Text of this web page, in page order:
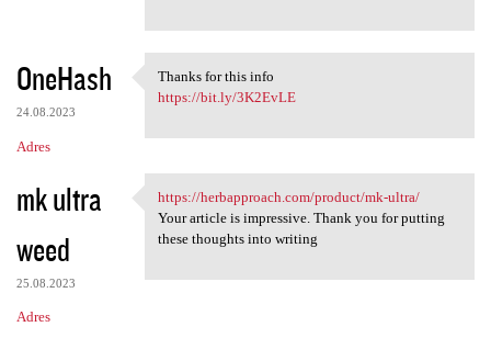
OneHash
24.08.2023
Adres
Thanks for this info
Thanks for this info
https://bit.ly/3K2EvLE
mk ultra
weed
25.08.2023
Adres
https://herbapproach.com
https://herbapproach.com/product/mk-ultra/
Your article is impressive. Thank you for putting
these thoughts into writing